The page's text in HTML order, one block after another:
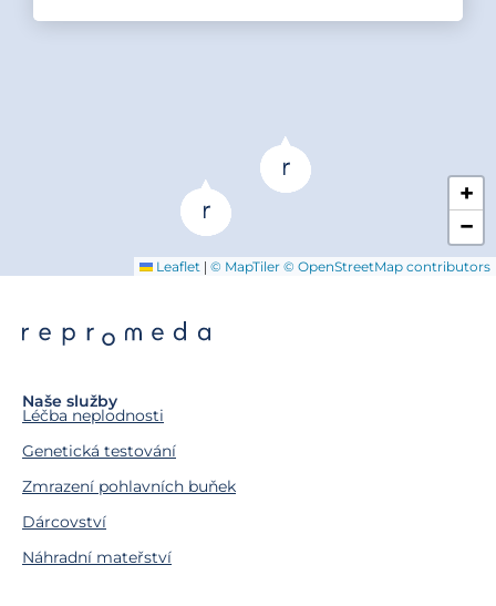
+
−
Leaflet | © MapTiler © OpenStreetMap contributors
Naše služby
Léčba neplodnosti
Genetická testování
Zmrazení pohlavních buňek
Dárcovství
Náhradní mateřství